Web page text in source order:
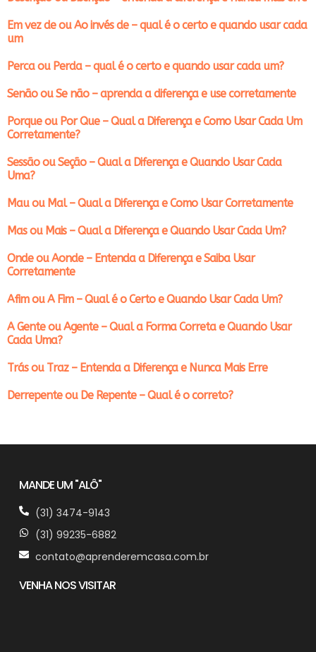
Em vez de ou Ao invés de – qual é o certo e quando usar cada
um
Perca ou Perda – qual é o certo e quando usar cada um?
Senão ou Se não – aprenda a diferença e use corretamente
Porque ou Por Que – Qual a Diferença e Como Usar Cada Um
Corretamente?
Sessão ou Seção – Qual a Diferença e Quando Usar Cada
Uma?
Mau ou Mal – Qual a Diferença e Como Usar Corretamente
Mas ou Mais – Qual a Diferença e Quando Usar Cada Um?
Onde ou Aonde – Entenda a Diferença e Saiba Usar
Corretamente
Afim ou A Fim – Qual é o Certo e Quando Usar Cada Um?
A Gente ou Agente – Qual a Forma Correta e Quando Usar
Cada Uma?
Trás ou Traz – Entenda a Diferença e Nunca Mais Erre
Derrepente ou De Repente – Qual é o correto?
MANDE UM "ALÔ"
(31) 3474-9143
(31) 99235-6882
contato@aprenderemcasa.com.br
VENHA NOS VISITAR